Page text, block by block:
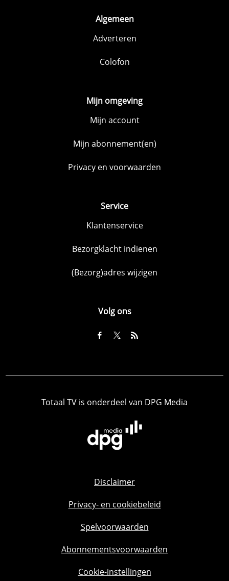
Algemeen
Adverteren
Colofon
Mijn omgeving
Mijn account
Mijn abonnement(en)
Privacy en voorwaarden
Service
Klantenservice
Bezorgklacht indienen
(Bezorg)adres wijzigen
Volg ons
Totaal TV is onderdeel van DPG Media
Disclaimer
Privacy- en cookiebeleid
Spelvoorwaarden
Abonnementsvoorwaarden
Cookie-instellingen